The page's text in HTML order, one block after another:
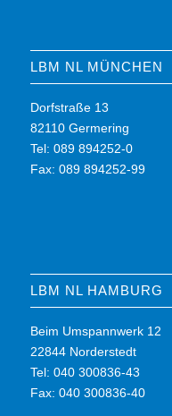
LBM NL MÜNCHEN
Dorfstraße 13
82110 Germering
Tel: 089 894252-0
Fax: 089 894252-99
LBM NL HAMBURG
Beim Umspannwerk 12
22844 Norderstedt
Tel: 040 300836-43
Fax: 040 300836-40